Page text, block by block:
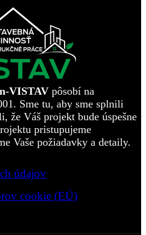
VISTAV pôsobí na
Sme tu, aby sme splnili
že Váš projekt bude úspešne
pristupujeme
Vaše požiadavky a detaily.
údajov
cookie (EÚ)